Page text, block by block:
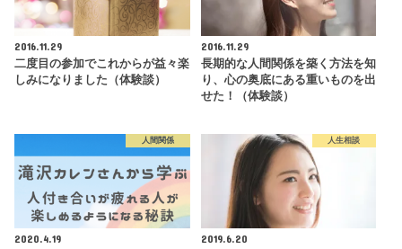
2016.11.29
二度目の参加でこれからが益々楽
しみになりました（体験談）
2016.11.29
長期的な人間関係を築く方法を知
り、心の奥底にある重いものを出
せた！（体験談）
人間関係
2020.4.19
人生相談
2019.6.20